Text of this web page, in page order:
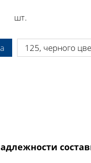
шт.
125, черного